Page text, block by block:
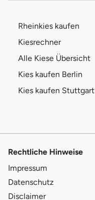
Rheinkies kaufen
Kiesrechner
Alle Kiese Übersicht
Kies kaufen Berlin
Kies kaufen Stuttgart
Rechtliche Hinweise
Impressum
Datenschutz
Disclaimer